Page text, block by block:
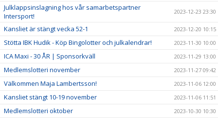
Julklappsinslagning hos vår samarbetspartner
Intersport!
2023-12-23 23:30
Kansliet är stängt vecka 52-1 2023-12-20 10:15
Stötta IBK Hudik - Köp Bingolotter och julkalendrar! 2023-11-30 10:00
ICA Maxi - 30 ÅR | Sponsorkväll 2023-11-29 13:00
Medlemslotteri november 2023-11-27 09:42
Välkommen Maja Lambertsson! 2023-11-06 12:00
Kansliet stängt 10-19 november 2023-11-06 11:51
Medlemslotteri oktober 2023-10-30 10:30